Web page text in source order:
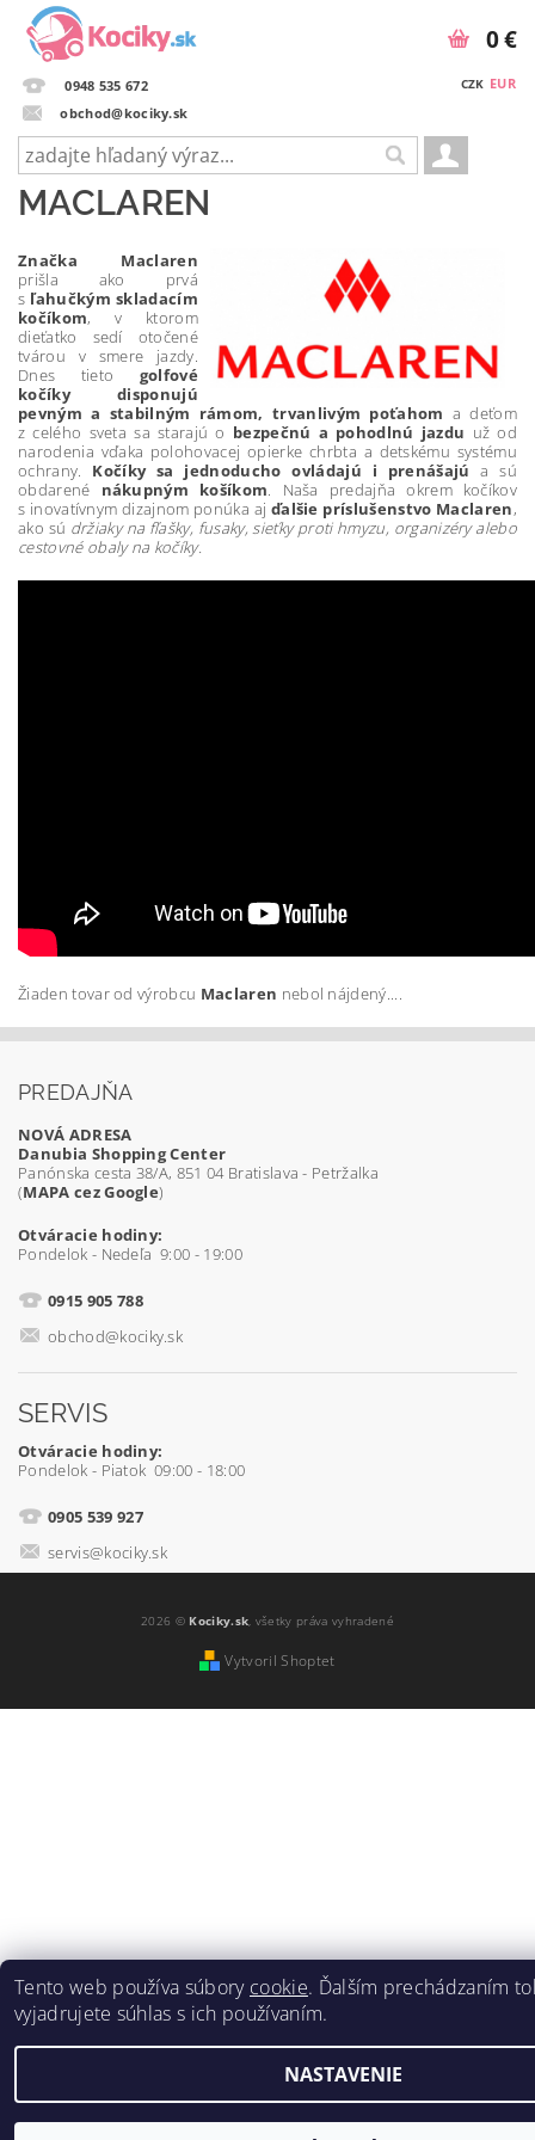
0948 535 672
obchod@kociky.sk
CZK EUR
0 €
MACLAREN
Značka Maclaren
prišla ako prvá
s ľahučkým skladacím
kočíkom, v ktorom
dieťatko sedí otočené
tvárou v smere jazdy.
Dnes tieto golfové
kočíky disponujú
pevným a stabilným rámom, trvanlivým poťahom a deťom
z celého sveta sa starajú o bezpečnú a pohodlnú jazdu už od
narodenia vďaka polohovacej opierke chrbta a detskému systému
ochrany. Kočíky sa jednoducho ovládajú i prenášajú a sú
obdarené nákupným košíkom. Naša predajňa okrem kočíkov
s inovatívnym dizajnom ponúka aj ďalšie príslušenstvo Maclaren,
ako sú držiaky na fľašky, fusaky, sieťky proti hmyzu, organizéry alebo
cestovné obaly na kočíky.
Žiaden tovar od výrobcu Maclaren nebol nájdený....
PREDAJŇA
NOVÁ ADRESA
Danubia Shopping Center
Panónska cesta 38/A, 851 04 Bratislava - Petržalka
(MAPA cez Google)
Otváracie hodiny:
Pondelok - Nedeľa 9:00 - 19:00
0915 905 788
obchod@kociky.sk
SERVIS
Otváracie hodiny:
Pondelok - Piatok 09:00 - 18:00
0905 539 927
servis@kociky.sk
2026 © Kociky.sk, všetky práva vyhradené
Vytvoril Shoptet
Tento web používa súbory cookie. Ďalším prechádzaním
vyjadrujete súhlas s ich používaním.
NASTAVENIE